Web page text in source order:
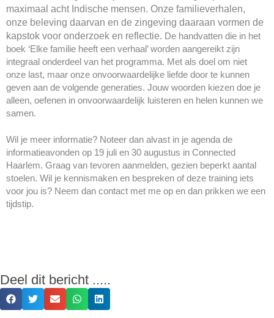
maximaal acht Indische mensen. Onze familieverhalen,
onze beleving daarvan en de zingeving daaraan vormen de
kapstok voor onderzoek en reflectie. De handvatten die in het
boek ‘Elke familie heeft een verhaal’ worden aangereikt zijn
integraal onderdeel van het programma. Met als doel om niet
onze last, maar onze onvoorwaardelijke liefde door te kunnen
geven aan de volgende generaties. Jouw woorden kiezen doe je
alleen, oefenen in onvoorwaardelijk luisteren en helen kunnen we
samen.
Wil je meer informatie? Noteer dan alvast in je agenda de
informatieavonden op 19 juli en 30 augustus in Connected
Haarlem. Graag van tevoren aanmelden, gezien beperkt aantal
stoelen. Wil je kennismaken en bespreken of deze training iets
voor jou is? Neem dan contact met me op en dan prikken we een
tijdstip.
Deel dit bericht .....